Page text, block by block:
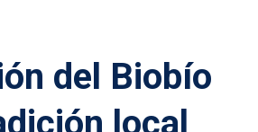
del Biobío
local